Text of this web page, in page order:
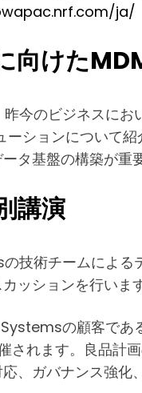
ja/
向けた
今のビジネスにお
ションについて
タ基盤の構築が重
講演
技術チームによる
ッションを行いま
の顧客で
れます。良品計
、ガバナンス強化